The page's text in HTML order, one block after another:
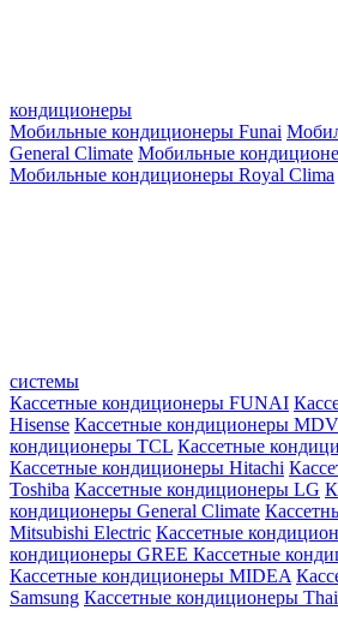
кондиционеры
Мобильные кондиционеры Funai
General Climate Мобильные
Мобильные кондиционеры Royal Clima
системы
Кассетные кондиционеры FUNAI
Hisense Кассетные кондиционеры MDV
кондиционеры TCL Кассетные
Кассетные кондиционеры Hitachi
Toshiba Кассетные кондиционеры LG
кондиционеры General Climate
Mitsubishi Electric Кассетные
кондиционеры GREE Кассетные
Кассетные кондиционеры MIDEA
Samsung Кассетные кондиционеры